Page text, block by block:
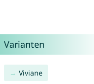
Varianten
Viviane